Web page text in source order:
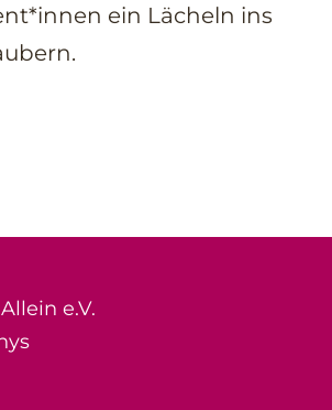
ein Lächeln ins
e.V.